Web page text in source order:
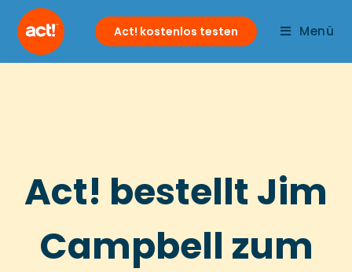
Menü
Act! kostenlos testen
Act! bestellt Jim
Campbell zum